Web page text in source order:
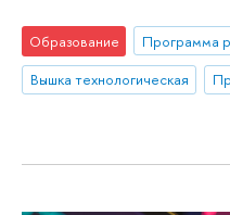
Образование
Программа
Вышка технологическая